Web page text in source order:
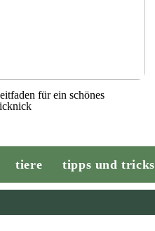
für ein schönes
tiere tipps und tricks